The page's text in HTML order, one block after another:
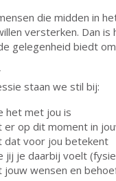
die midden in
versterken. Dan
gelegenheid biedt
staan we stil bij:
het met jou is
er op dit moment in
dat voor jou betekent
jij je daarbij voelt
jouw wensen en